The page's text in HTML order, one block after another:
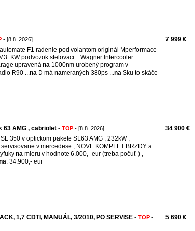
- [8.8. 2026]
F1 radenie pod volantom originál Mperformace
podvozok stelovaci ...Wagner Intercooler
upravená na 1000nm urobený program v
R90 ...na D má nameraných 380ps ...na Sku to skáče
7 999 €
63 AMG , cabriolet - TOP - [8.8. 2026]
350 v optickom pakete SL63 AMG , 232kW ,
v mercedese , NOVE KOMPLET BRZDY a
na mieru v hodnote 6.000,- eur (treba počuť ) ,
: 34.900,- eur
34 900 €
1,7 CDTI, MANUÁL, 3/2010, PO SERVISE - TOP -
5 690 €